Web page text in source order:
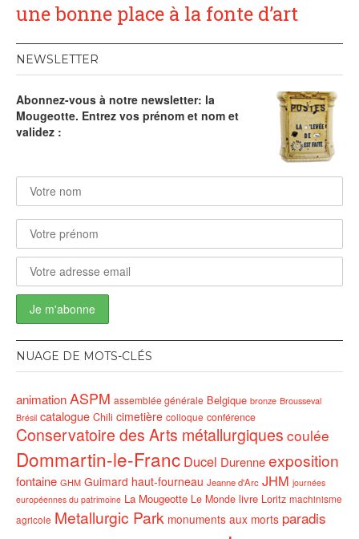
une bonne place à la fonte d’art
NEWSLETTER
Abonnez-vous à notre newsletter: la
Mougeotte. Entrez vos prénom et nom et
validez :
NUAGE DE MOTS-CLÉS
animationASPM assemblée générale Belgique bronze Brousseval
Brésil catalogue Chili cimetière colloque conférence
Conservatoire des Arts métallurgiques coulée
Dommartin-le-Franc Ducel Durenneexposition
fontaine GHM Guimard haut-fourneau Jeanne d'Arc JHM journées
européennes du patrimoine La Mougeotte Le Monde livre Loritz machinisme
agricole Metallurgic Park monuments aux morts paradis